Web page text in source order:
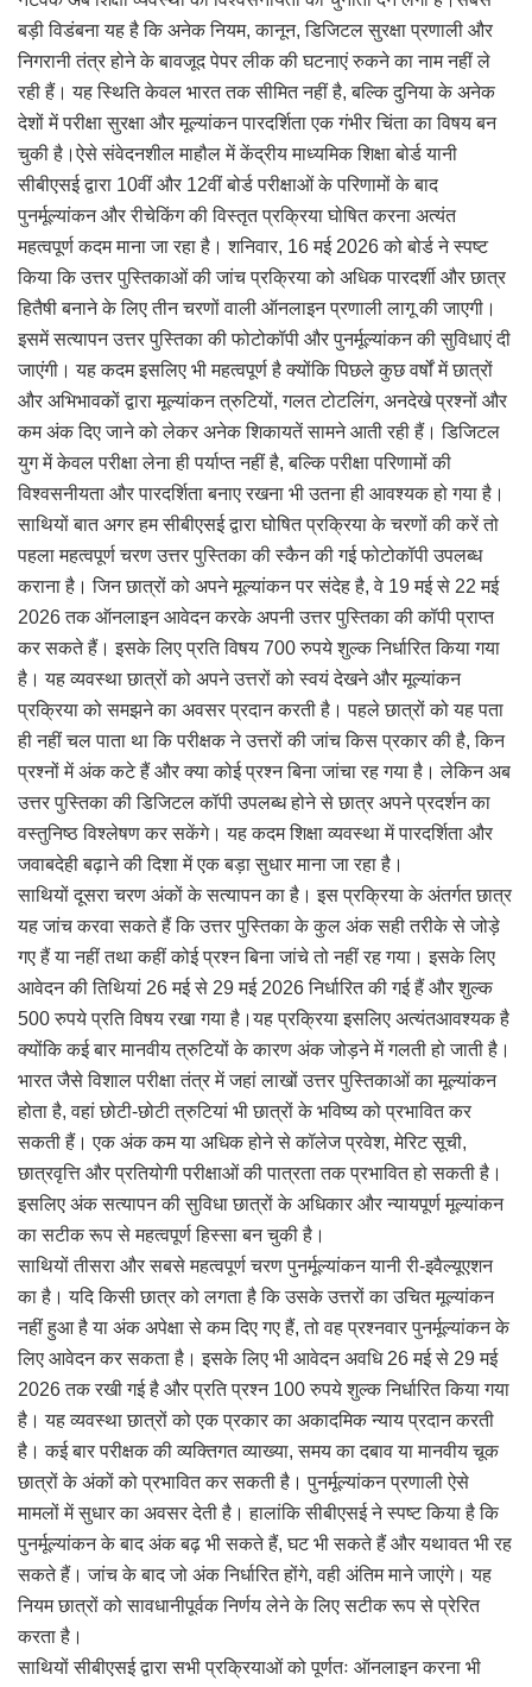
बड़ी विडंबना यह है कि अनेक नियम, कानून, डिजिटल सुरक्षा प्रणाली और
निगरानी तंत्र होने के बावजूद पेपर लीक की घटनाएं रुकने का नाम नहीं ले
रही हैं। यह स्थिति केवल भारत तक सीमित नहीं है, बल्कि दुनिया के अनेक
देशों में परीक्षा सुरक्षा और मूल्यांकन पारदर्शिता एक गंभीर चिंता का विषय बन
चुकी है।ऐसे संवेदनशील माहौल में केंद्रीय माध्यमिक शिक्षा बोर्ड यानी
सीबीएसई द्वारा 10वीं और 12वीं बोर्ड परीक्षाओं के परिणामों के बाद
पुनर्मूल्यांकन और रीचेकिंग की विस्तृत प्रक्रिया घोषित करना अत्यंत
महत्वपूर्ण कदम माना जा रहा है। शनिवार, 16 मई 2026 को बोर्ड ने स्पष्ट
किया कि उत्तर पुस्तिकाओं की जांच प्रक्रिया को अधिक पारदर्शी और छात्र
हितैषी बनाने के लिए तीन चरणों वाली ऑनलाइन प्रणाली लागू की जाएगी।
इसमें सत्यापन उत्तर पुस्तिका की फोटोकॉपी और पुनर्मूल्यांकन की सुविधाएं दी
जाएंगी। यह कदम इसलिए भी महत्वपूर्ण है क्योंकि पिछले कुछ वर्षों में छात्रों
और अभिभावकों द्वारा मूल्यांकन त्रुटियों, गलत टोटलिंग, अनदेखे प्रश्नों और
कम अंक दिए जाने को लेकर अनेक शिकायतें सामने आती रही हैं। डिजिटल
युग में केवल परीक्षा लेना ही पर्याप्त नहीं है, बल्कि परीक्षा परिणामों की
विश्वसनीयता और पारदर्शिता बनाए रखना भी उतना ही आवश्यक हो गया है।
साथियों बात अगर हम सीबीएसई द्वारा घोषित प्रक्रिया के चरणों की करें तो
पहला महत्वपूर्ण चरण उत्तर पुस्तिका की स्कैन की गई फोटोकॉपी उपलब्ध
कराना है। जिन छात्रों को अपने मूल्यांकन पर संदेह है, वे 19 मई से 22 मई
2026 तक ऑनलाइन आवेदन करके अपनी उत्तर पुस्तिका की कॉपी प्राप्त
कर सकते हैं। इसके लिए प्रति विषय 700 रुपये शुल्क निर्धारित किया गया
है। यह व्यवस्था छात्रों को अपने उत्तरों को स्वयं देखने और मूल्यांकन
प्रक्रिया को समझने का अवसर प्रदान करती है। पहले छात्रों को यह पता
ही नहीं चल पाता था कि परीक्षक ने उत्तरों की जांच किस प्रकार की है, किन
प्रश्नों में अंक कटे हैं और क्या कोई प्रश्न बिना जांचा रह गया है। लेकिन अब
उत्तर पुस्तिका की डिजिटल कॉपी उपलब्ध होने से छात्र अपने प्रदर्शन का
वस्तुनिष्ठ विश्लेषण कर सकेंगे। यह कदम शिक्षा व्यवस्था में पारदर्शिता और
जवाबदेही बढ़ाने की दिशा में एक बड़ा सुधार माना जा रहा है।
साथियों दूसरा चरण अंकों के सत्यापन का है। इस प्रक्रिया के अंतर्गत छात्र
यह जांच करवा सकते हैं कि उत्तर पुस्तिका के कुल अंक सही तरीके से जोड़े
गए हैं या नहीं तथा कहीं कोई प्रश्न बिना जांचे तो नहीं रह गया। इसके लिए
आवेदन की तिथियां 26 मई से 29 मई 2026 निर्धारित की गई हैं और शुल्क
500 रुपये प्रति विषय रखा गया है।यह प्रक्रिया इसलिए अत्यंतआवश्यक है
क्योंकि कई बार मानवीय त्रुटियों के कारण अंक जोड़ने में गलती हो जाती है।
भारत जैसे विशाल परीक्षा तंत्र में जहां लाखों उत्तर पुस्तिकाओं का मूल्यांकन
होता है, वहां छोटी-छोटी त्रुटियां भी छात्रों के भविष्य को प्रभावित कर
सकती हैं। एक अंक कम या अधिक होने से कॉलेज प्रवेश, मेरिट सूची,
छात्रवृत्ति और प्रतियोगी परीक्षाओं की पात्रता तक प्रभावित हो सकती है।
इसलिए अंक सत्यापन की सुविधा छात्रों के अधिकार और न्यायपूर्ण मूल्यांकन
का सटीक रूप से महत्वपूर्ण हिस्सा बन चुकी है।
साथियों तीसरा और सबसे महत्वपूर्ण चरण पुनर्मूल्यांकन यानी री-इवैल्यूएशन
का है। यदि किसी छात्र को लगता है कि उसके उत्तरों का उचित मूल्यांकन
नहीं हुआ है या अंक अपेक्षा से कम दिए गए हैं, तो वह प्रश्नवार पुनर्मूल्यांकन के
लिए आवेदन कर सकता है। इसके लिए भी आवेदन अवधि 26 मई से 29 मई
2026 तक रखी गई है और प्रति प्रश्न 100 रुपये शुल्क निर्धारित किया गया
है। यह व्यवस्था छात्रों को एक प्रकार का अकादमिक न्याय प्रदान करती
है। कई बार परीक्षक की व्यक्तिगत व्याख्या, समय का दबाव या मानवीय चूक
छात्रों के अंकों को प्रभावित कर सकती है। पुनर्मूल्यांकन प्रणाली ऐसे
मामलों में सुधार का अवसर देती है। हालांकि सीबीएसई ने स्पष्ट किया है कि
पुनर्मूल्यांकन के बाद अंक बढ़ भी सकते हैं, घट भी सकते हैं और यथावत भी रह
सकते हैं। जांच के बाद जो अंक निर्धारित होंगे, वही अंतिम माने जाएंगे। यह
नियम छात्रों को सावधानीपूर्वक निर्णय लेने के लिए सटीक रूप से प्रेरित
करता है।
साथियों सीबीएसई द्वारा सभी प्रक्रियाओं को पूर्णतः ऑनलाइन करना भी